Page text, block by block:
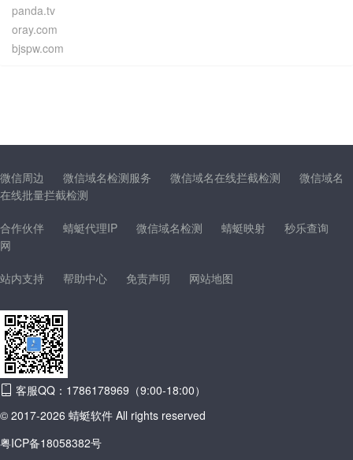
panda.tv
oray.com
bjspw.com
微信周边 微信域名检测服务 微信域名在线拦截检测
微信域名
在线批量拦截检测
合作伙伴 蜻蜓代理IP 微信域名检测 蜻蜓映射
秒乐查询
网
站内支持 帮助中心 免责声明 网站地图
客服QQ：1786178969（9:00-18:00）
© 2017-2026 蜻蜓软件 All rights reserved
粤ICP备18058382号